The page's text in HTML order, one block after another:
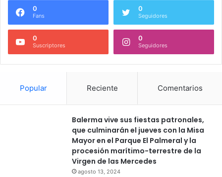
0
Fans
0
Seguidores
0
Suscriptores
0
Seguidores
Popular Reciente Comentarios
Balerma vive sus fiestas patronales,
que culminarán el jueves con la Misa
Mayor en el Parque El Palmeral y la
procesión marítimo-terrestre de la
Virgen de las Mercedes
agosto 13, 2024